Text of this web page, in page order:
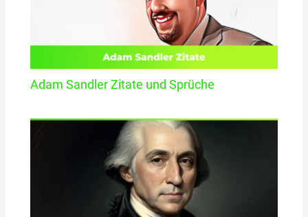
Adam Sandler Zitate und Sprüche